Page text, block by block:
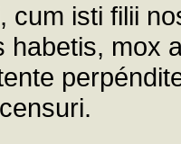
cum isti filii
habetis, mox